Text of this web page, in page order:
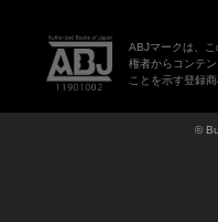
ABJマークは、
権者からコンテ
ことを示す登録
©